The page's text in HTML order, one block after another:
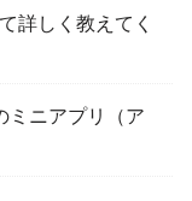
詳しく教えてく
ミニアプリ（ア